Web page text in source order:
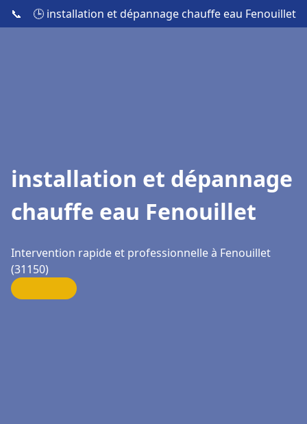
📞 🕒 installation et dépannage chauffe eau Fenouillet
installation et dépannage
chauffe eau Fenouillet
Intervention rapide et professionnelle à Fenouillet
(31150)